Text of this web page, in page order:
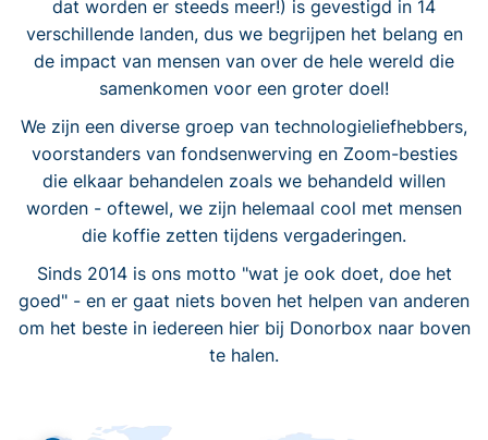
dat worden er steeds meer!) is gevestigd in 14
verschillende landen, dus we begrijpen het belang en
de impact van mensen van over de hele wereld die
samenkomen voor een groter doel!
We zijn een diverse groep van technologieliefhebbers,
voorstanders van fondsenwerving en Zoom-besties
die elkaar behandelen zoals we behandeld willen
worden - oftewel, we zijn helemaal cool met mensen
die koffie zetten tijdens vergaderingen.
Sinds 2014 is ons motto "wat je ook doet, doe het
goed" - en er gaat niets boven het helpen van anderen
om het beste in iedereen hier bij Donorbox naar boven
te halen.